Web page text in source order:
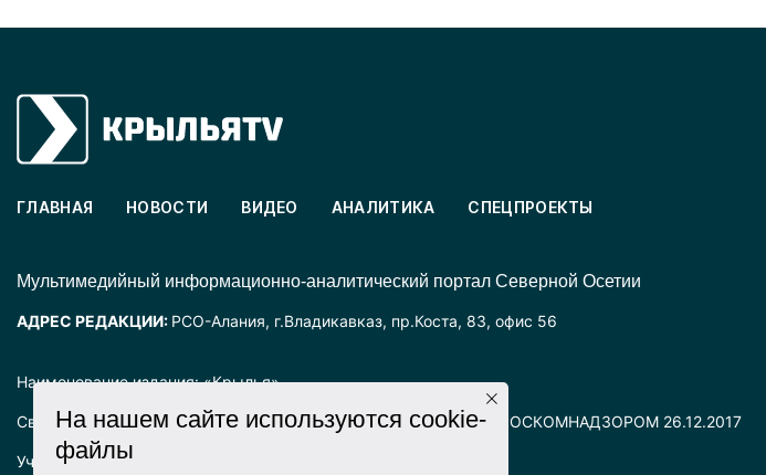
Наименование издания: «Крылья».
Свидетельство о регистрации СМИ ЭЛ № ФС77-72025 выдано РОСКОМНАДЗОРОМ 26.12.2017
Учредитель: ООО «Крылья».
ГЛАВНАЯ НОВОСТИ ВИДЕО АНАЛИТИКА СПЕЦПРОЕКТЫ
Mультимедийный информационно-аналитический портал Северной Осетии
АДРЕС РЕДАКЦИИ: РСО-Алания, г.Владикавказ, пр.Коста, 83, офис 56
На нашем сайте используются cookie-
файлы